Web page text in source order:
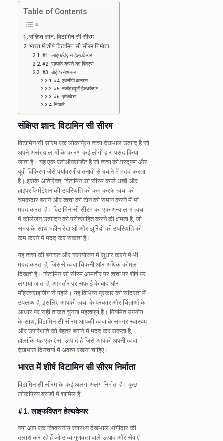
Table of Contents
संक्षिप्त ज्ञान: विटामिन सी सीरम
भारत में शीर्ष विटामिन सी सीरम निर्माता
#1. लाइफविज़न हेल्थकेयर
#2. सम्पर्क करने का विवरण
#3. बोइंटरनेशनल
#4. एचसीपी कल्याण
#5. स्कॉटब्यूटी हेल्थकेयर
#6. ज़ोकवेडा
निष्कर्ष
संक्षिप्त ज्ञान: विटामिन सी सीरम
विटामिन सी सीरम एक लोकप्रिय त्वचा देखभाल उत्पाद है जो
अपने असंख्य लाभों के कारण कई लोगों द्वारा पसंद किया
जाता है। यह एक एंटीऑक्सीडेंट है जो त्वचा को प्रदूषण और
यूवी विकिरण जैसे पर्यावरणीय तनावों से बचाने में मदद करता
है। इसके अतिरिक्त, विटामिन सी सीरम काले धब्बों और
हाइपरपिग्मेंटेशन की उपस्थिति को कम करके त्वचा को
चमकदार बनाने और त्वचा की टोन को समान करने में भी
मदद करता है। विटामिन सी सीरम का एक अन्य लाभ त्वचा
में कोलेजन उत्पादन को प्रोत्साहित करने की क्षमता है, जो
समय के साथ महीन रेखाओं और झुर्रियों की उपस्थिति को
कम करने में मदद कर सकता है।
यह त्वचा की बनावट और जलयोजन में सुधार करने में भी
मदद करता है, जिससे त्वचा चिकनी और अधिक कोमल
दिखती है। विटामिन सी सीरम आमतौर पर त्वचा पर शीर्ष पर
लगाया जाता है, आमतौर पर सफाई के बाद और
मॉइस्चराइजिंग से पहले। यह विभिन्न प्रकार की सांद्रता में
उपलब्ध है, इसलिए आपकी त्वचा के प्रकार और चिंताओं के
आधार पर सही ताकत चुनना महत्वपूर्ण है। नियमित उपयोग
के साथ, विटामिन सी सीरम आपकी त्वचा के समग्र स्वास्थ्य
और उपस्थिति को बेहतर बनाने में मदद कर सकता है,
हालांकि यह एक ऐसा उत्पाद है जिसे आपको अपनी त्वचा
देखभाल दिनचर्या में अवश्य रखना चाहिए।
भारत में शीर्ष विटामिन सी सीरम निर्माता
विटामिन सी सीरम के कई अलग-अलग निर्माता हैं। कुछ
लोकप्रिय ब्रांडों में शामिल हैं:
#1. लाइफविज़न हेल्थकेयर
क्या आप एक विश्वसनीय स्वास्थ्य देखभाल भागीदार की
तलाश कर रहे हैं जो उच्च गुणवत्ता वाले उत्पाद और सेवाएँ